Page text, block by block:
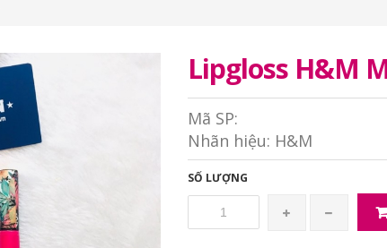
Lipgloss H&M
Mã SP:
Nhãn hiệu: H&M
SỐ LƯỢNG